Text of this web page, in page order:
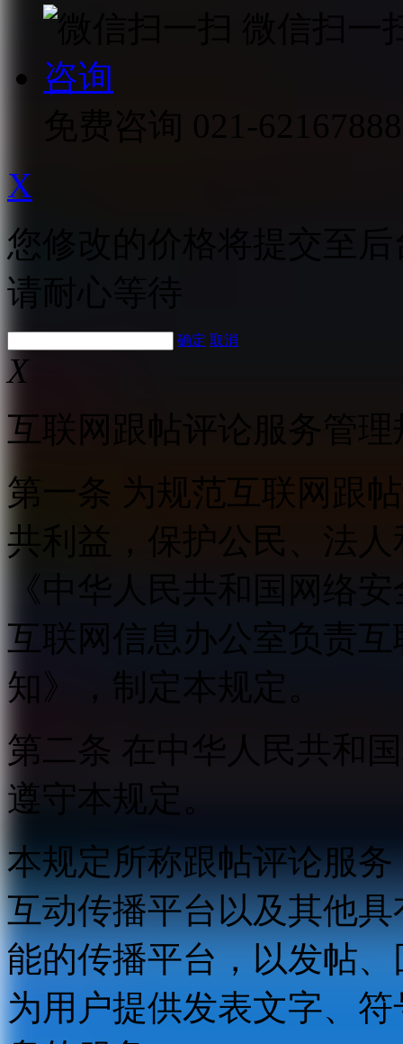
咨询
X
您修改的价格将提交至
请耐心等待
确定 取消
X
互联网跟帖评论服务管理
第一条 为规范互联网跟
共利益，保护公民、法
《中华人民共和国网络
互联网信息办公室负责
知》，制定本规定。
第二条 在中华人民共和
遵守本规定。
本规定所称跟帖评论服
互动传播平台以及其他
能的传播平台，以发帖
为用户提供发表文字、